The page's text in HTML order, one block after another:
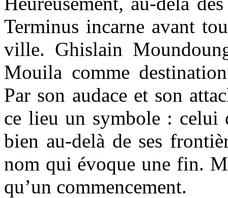
Terminus incarne avant
ville. Ghislain
Mouila comme
Par son audace et son
ce lieu un symbole : celui
bien au-delà de ses
nom qui évoque une fin.
qu’un commencement.